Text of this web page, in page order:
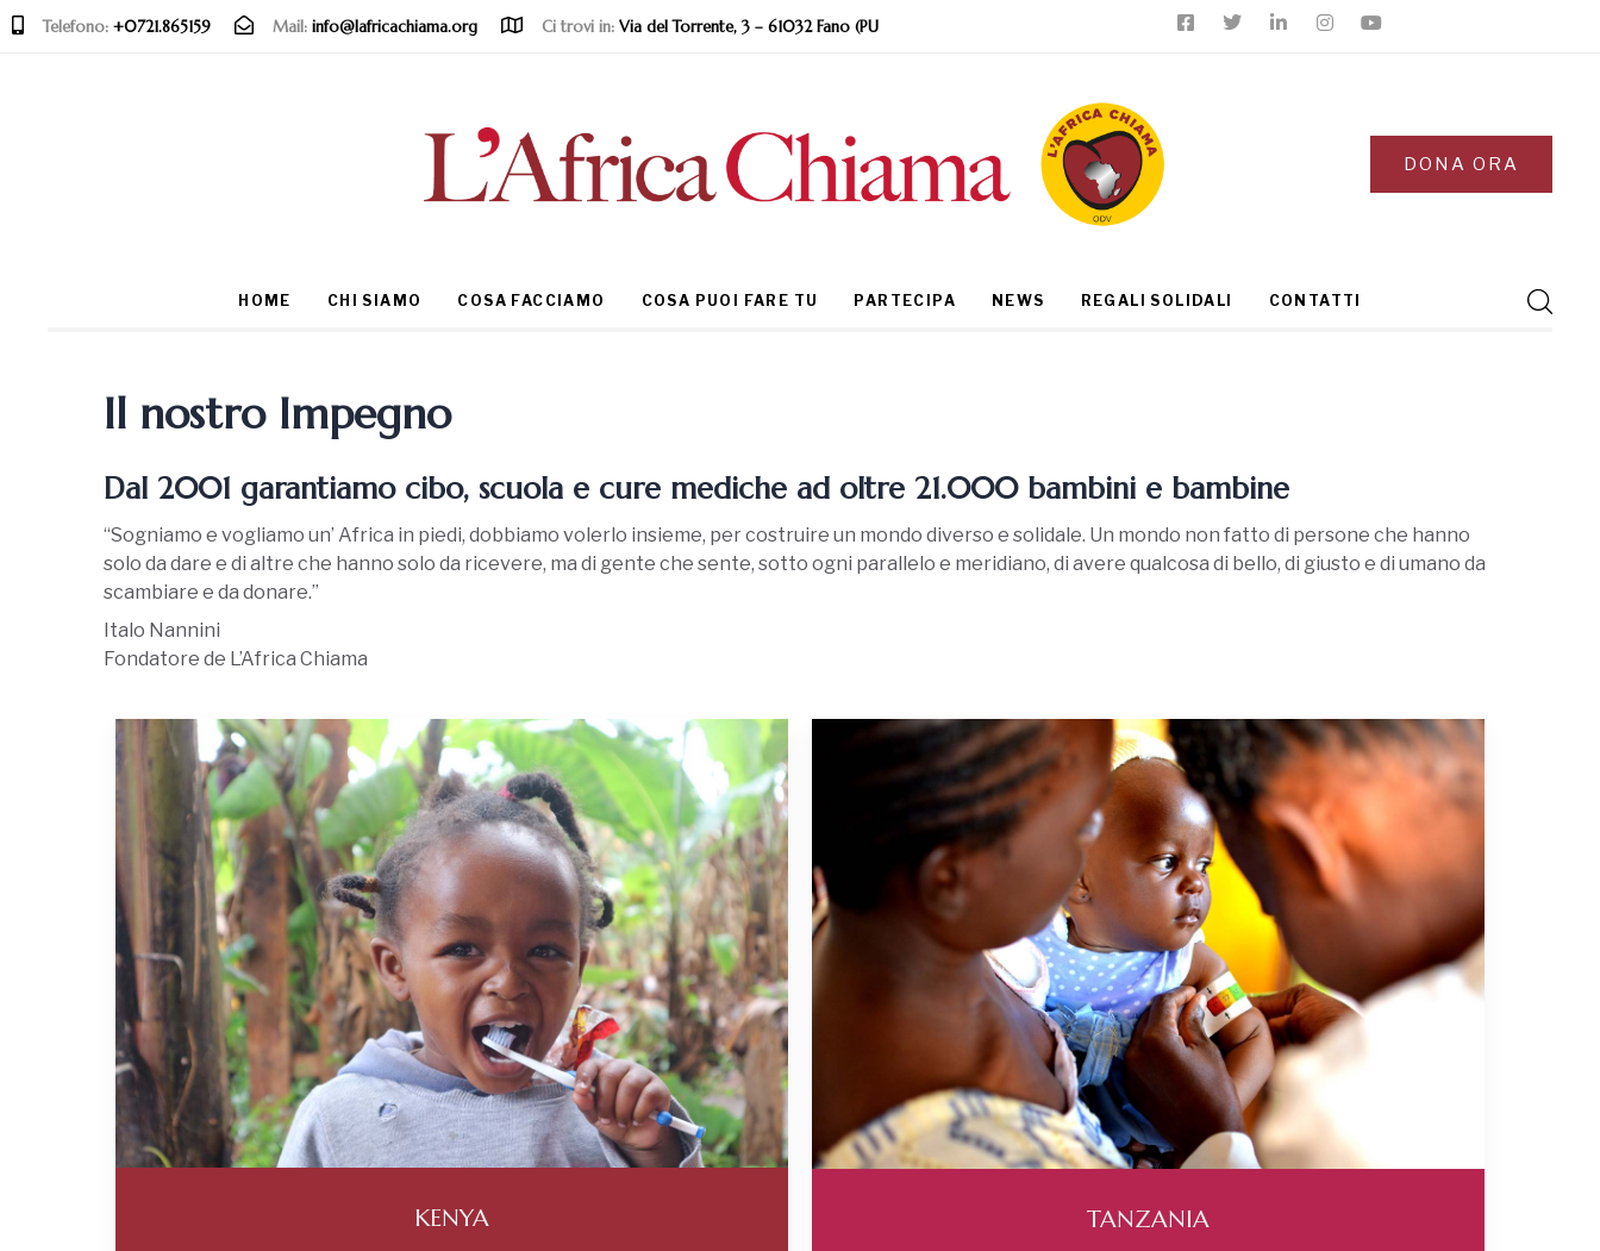
Telefono: +0721.865159 Mail: info@lafricachiama.org Ci trovi in: Via del Torrente, 3 – 61032 Fano (PU
DONA ORA
HOME CHI SIAMO COSA FACCIAMO COSA PUOI FARE TU PARTECIPA NEWS REGALI SOLIDALI CONTATTI
Il nostro Impegno
Dal 2001 garantiamo cibo, scuola e cure mediche ad oltre 21.000 bambini e bambine
“Sogniamo e vogliamo un’ Africa in piedi, dobbiamo volerlo insieme, per costruire un mondo diverso e solidale. Un mondo non fatto di persone che hanno
solo da dare e di altre che hanno solo da ricevere, ma di gente che sente, sotto ogni parallelo e meridiano, di avere qualcosa di bello, di giusto e di umano da
scambiare e da donare.”
Italo Nannini
Fondatore de L’Africa Chiama
KENYA TANZANIA